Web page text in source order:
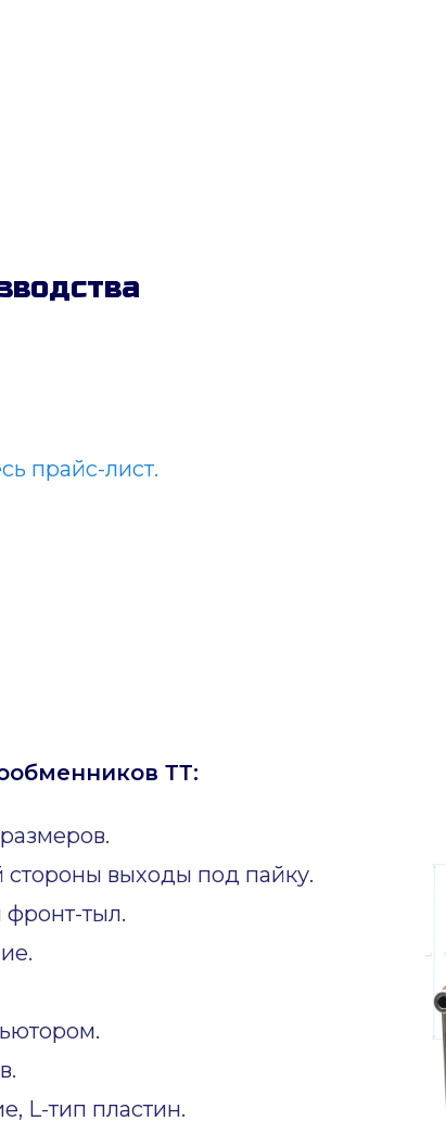
прайс-лист.
ТТ:
выходы под пайку.
тыл.
L-тип пластин.